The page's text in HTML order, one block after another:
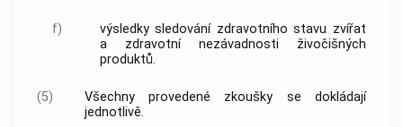
f)
výsledky sledování zdravotního stavu zvířat
a zdravotní nezávadnosti živočišných
produktů.
(5)
Všechny provedené zkoušky se dokládají
jednotlivě.